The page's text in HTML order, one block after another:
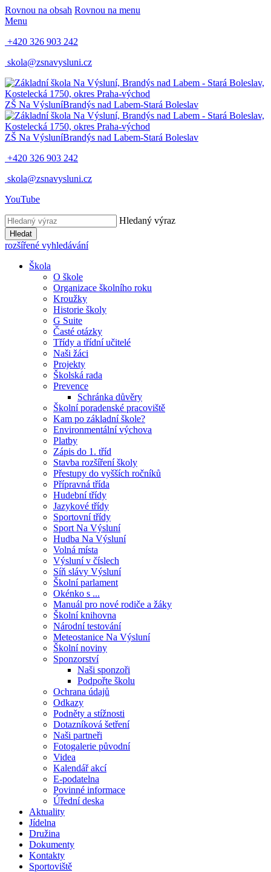
Rovnou na obsah Rovnou na menu
Menu
+420 326 903 242
skola@zsnavysluni.cz
ZŠ Na VýsluníBrandýs nad Labem-Stará Boleslav
ZŠ Na VýsluníBrandýs nad Labem-Stará Boleslav
+420 326 903 242
skola@zsnavysluni.cz
YouTube
Hledaný výraz
Hledat
rozšířené vyhledávání
Škola
O škole
Organizace školního roku
Kroužky
Historie školy
G Suite
Časté otázky
Třídy a třídní učitelé
Naši žáci
Projekty
Školská rada
Prevence
Schránka důvěry
Školní poradenské pracoviště
Kam po základní škole?
Environmentální výchova
Platby
Zápis do 1. tříd
Stavba rozšíření školy
Přestupy do vyšších ročníků
Přípravná třída
Hudební třídy
Jazykové třídy
Sportovní třídy
Sport Na Výsluní
Hudba Na Výsluní
Volná místa
Výsluní v číslech
Síň slávy Výsluní
Školní parlament
Okénko s ...
Manuál pro nové rodiče a žáky
Školní knihovna
Národní testování
Meteostanice Na Výsluní
Školní noviny
Sponzorství
Naši sponzoři
Podpořte školu
Ochrana údajů
Odkazy
Podněty a stížnosti
Dotazníková šetření
Naši partneři
Fotogalerie původní
Videa
Kalendář akcí
E-podatelna
Povinné informace
Úřední deska
Aktuality
Jídelna
Družina
Dokumenty
Kontakty
Sportoviště